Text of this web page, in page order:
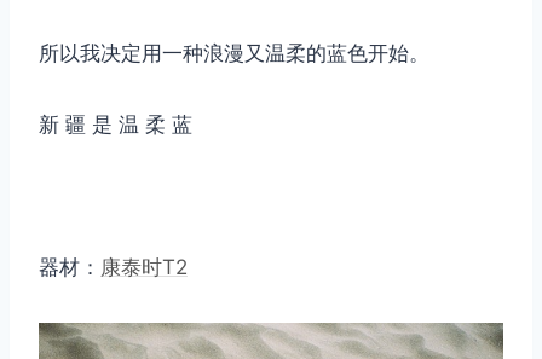
所以我决定用一种浪漫又温柔的蓝色开始。
新 疆 是 温 柔 蓝
器材： 康泰时T2